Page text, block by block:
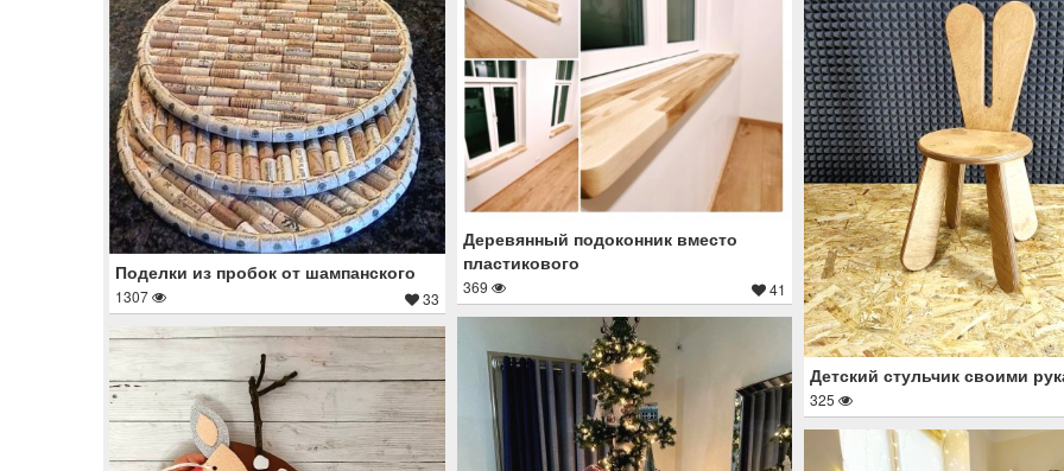
Поделки из пробок от шампанского
1307 33
Деревянный подоконник вместо
пластикового
369 41
Детский стульчик своими
325